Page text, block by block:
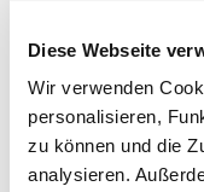
Diese Webseite
Wir verwenden
personalisieren,
zu können und die
analysieren.
Ausschnitt der